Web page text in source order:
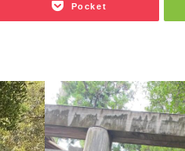
Pocket